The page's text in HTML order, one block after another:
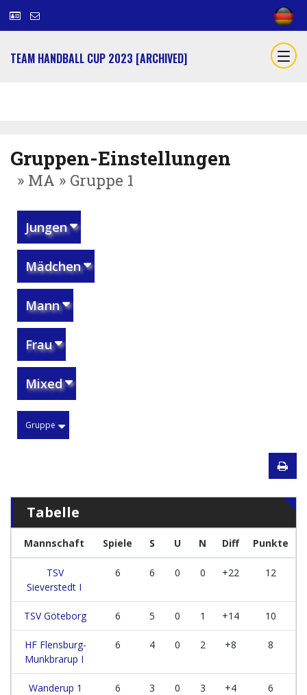
TEAM HANDBALL CUP 2023 [ARCHIVED]
Gruppen-Einstellungen
» MA » Gruppe 1
Jungen
Mädchen
Mann
Frau
Mixed
Gruppe
Tabelle
Mannschaft Spiele S U N Diff Punkte
TSV
Sieverstedt I
6 6 0 0 +22 12
TSV Göteborg 6 5 0 1 +14 10
HF Flensburg-
Munkbrarup I
6 4 0 2 +8 8
Wanderup 1 6 3 0 3 +4 6